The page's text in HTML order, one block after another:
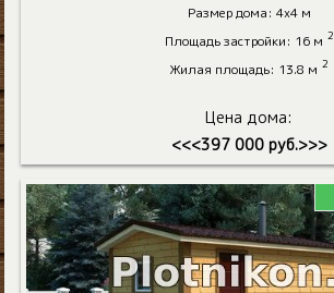
Размер дома: 4х4 м
Площадь застройки: 16 м 2
Жилая площадь: 13.8 м 2
Цена дома:
<<<397 000 руб.>>>